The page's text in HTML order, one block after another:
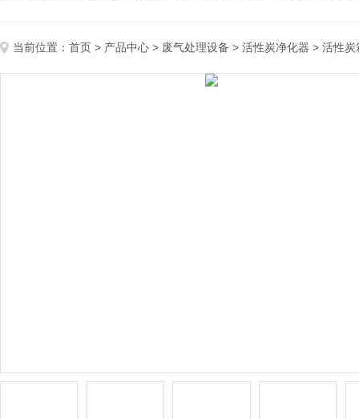
当前位置： 首页 > 产品中心 > 废气处理设备 > 活性炭净化器 > 活性炭